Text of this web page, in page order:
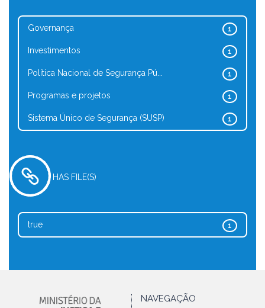
1
Governança
1
Investimentos
1
Política Nacional de Segurança Pú...
1
Programas e projetos
1
Sistema Único de Segurança (SUSP)
HAS FILE(S)
1
true
NAVEGAÇÃO